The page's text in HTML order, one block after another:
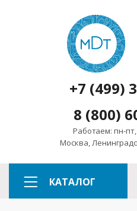
+7 (499)
8 (800)
Работаем: пн-пт,
Москва,
КАТАЛОГ